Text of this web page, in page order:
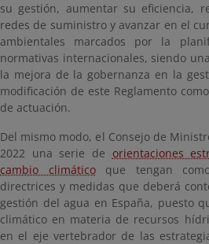
su gestión, aumentar su eficiencia,
redes de suministro y avanzar en el
ambientales marcados por la
normativas internacionales, siendo
la mejora de la gobernanza en la
modificación de este Reglamento
de actuación.
Del mismo modo, el Consejo de
2022 una serie de orientaciones
cambio climáticoque tengan
directrices y medidas que deberá
gestión del agua en España, puesto
climático en materia de recursos
en el eje vertebrador de las